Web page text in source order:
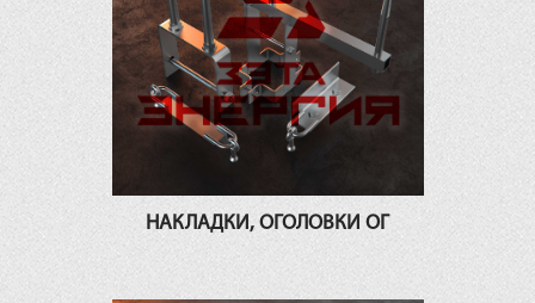
НАКЛАДКИ, ОГОЛОВКИ ОГ